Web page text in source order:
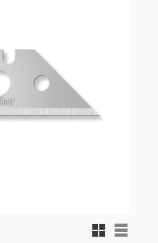
Rutnätsvy
Listvy